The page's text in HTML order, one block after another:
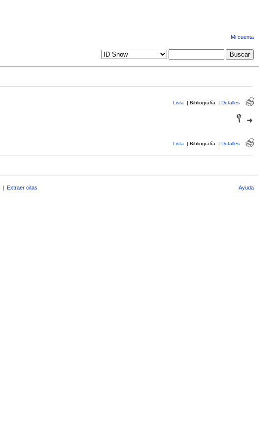
Mi cuenta
Lista | Bibliografía | Detalles
Lista | Bibliografía | Detalles
| Extraer citas Ayuda